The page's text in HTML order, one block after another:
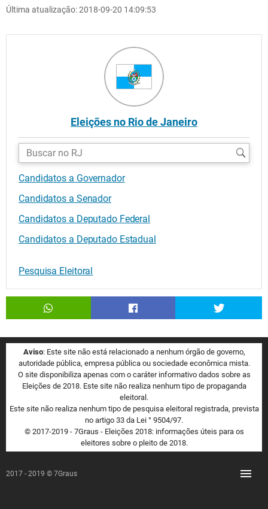
Última atualização: 2018-09-20 14:09:53
Eleições no Rio de Janeiro
Buscar
candidatos:
Candidatos a Governador
Candidatos a Senador
Candidatos a Deputado Federal
Candidatos a Deputado Estadual
Pesquisa Eleitoral
Aviso: Este site não está relacionado a nenhum órgão de governo,
autoridade pública, empresa pública ou sociedade econômica mista.
O site disponibiliza apenas com o caráter informativo dados sobre as
Eleições de 2018. Este site não realiza nenhum tipo de propaganda
eleitoral.
Este site não realiza nenhum tipo de pesquisa eleitoral registrada, prevista
no artigo 33 da Lei ° 9504/97.
© 2017-2019 - 7Graus - Eleições 2018: informações úteis para os
eleitores sobre o pleito de 2018.
2017 - 2019 © 7Graus